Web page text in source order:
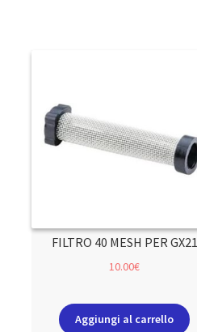
FILTRO 40 MESH PER GX21
10.00€
Aggiungi al carrello